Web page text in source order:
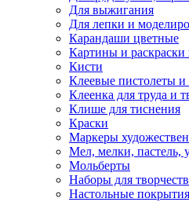
Для выжигания
Для лепки и
Карандаши цветные
Картины и
Кисти
Клеевые пистолеты и
Клеенка для труда и
Клише для тиснения
Краски
Маркеры
Мел, мелки, пастель,
Мольберты
Наборы для
Настольные покрытия